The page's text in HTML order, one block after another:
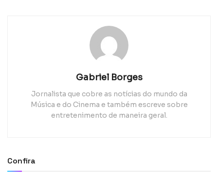
Gabriel Borges
Jornalista que cobre as notícias do mundo da
Música e do Cinema e também escreve sobre
entretenimento de maneira geral.
Confira